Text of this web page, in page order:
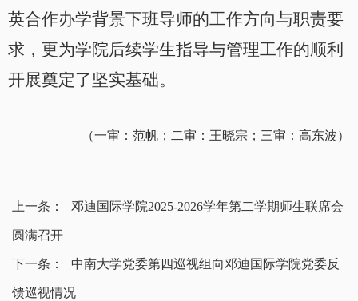
英合作办学背景下班导师的工作方向与职责要
求，更为学院后续学生指导与管理工作的顺利
开展奠定了坚实基础。
（一审：范帆；二审：王晓宗；三审：高东波）
上一条： 邓迪国际学院2025-2026学年第二学期师生联席会
圆满召开
下一条： 中南大学党委第四巡视组向邓迪国际学院党委反
馈巡视情况